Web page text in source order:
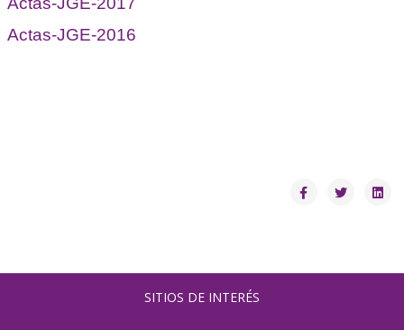
Actas-JGE-2016
SITIOS DE INTERÉS